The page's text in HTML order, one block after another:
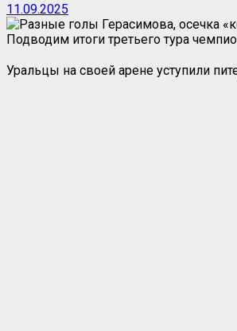
11.09.2025
Подводим итоги третьего тура
Уральцы на своей арене уступили